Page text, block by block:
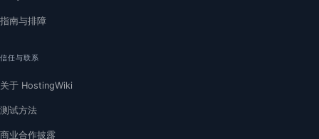
指南与排障
信任与联系
关于 HostingWiki
测试方法
商业合作披露